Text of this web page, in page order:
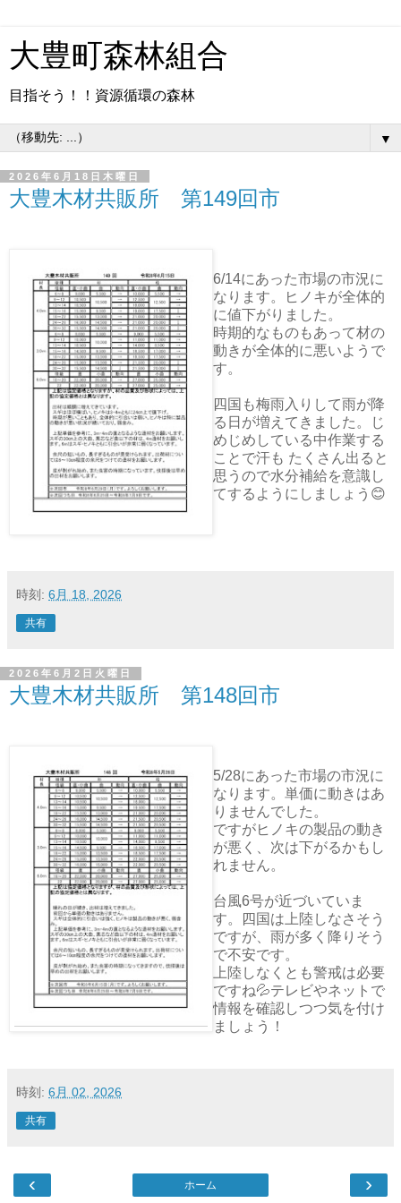
大豊町森林組合
目指そう！！資源循環の森林
▼
2026年6月18日木曜日
大豊木材共販所 第149回市
6/14にあった市場の市況に
なります。ヒノキが全体的
に値下がりました。
時期的なものもあって材の
動きが全体的に悪いようで
す。
四国も梅雨入りして雨が降
る日が増えてきました。じ
めじめしている中作業する
ことで汗も たくさん出ると
思うので水分補給を意識し
てするようにしましょう😊
時刻: 6月 18, 2026
共有
2026年6月2日火曜日
大豊木材共販所 第148回市
5/28にあった市場の市況に
なります。単価に動きはあ
りませんでした。
ですがヒノキの製品の動き
が悪く、次は下がるかもし
れません。
台風6号が近づいていま
す。四国は上陸しなさそう
ですが、雨が多く降りそう
で不安です。
上陸しなくとも警戒は必要
ですね💦テレビやネットで
情報を確認しつつ気を付け
ましょう！
時刻: 6月 02, 2026
共有
‹ ›
ホーム